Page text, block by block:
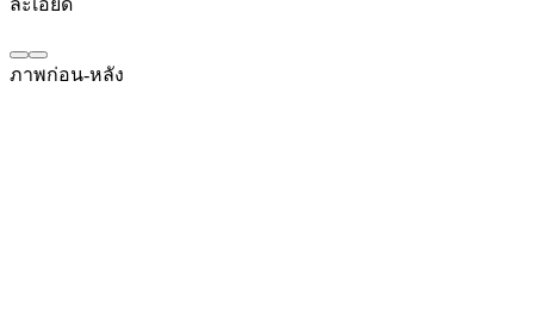
ละเอียด
ภาพก่อน-หลัง